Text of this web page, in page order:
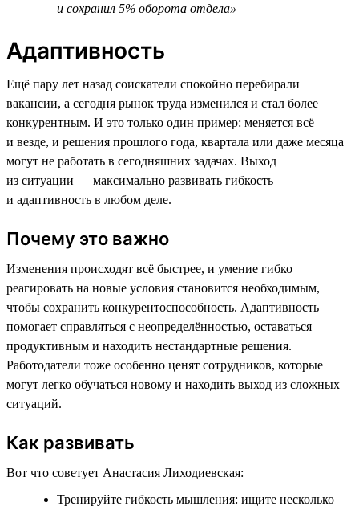
и сохранил 5% оборота отдела»
Адаптивность
Ещё пару лет назад соискатели спокойно перебирали
вакансии, а сегодня рынок труда изменился и стал более
конкурентным. И это только один пример: меняется всё
и везде, и решения прошлого года, квартала или даже месяца
могут не работать в сегодняшних задачах. Выход
из ситуации — максимально развивать гибкость
и адаптивность в любом деле.
Почему это важно
Изменения происходят всё быстрее, и умение гибко
реагировать на новые условия становится необходимым,
чтобы сохранить конкурентоспособность. Адаптивность
помогает справляться с неопределённостью, оставаться
продуктивным и находить нестандартные решения.
Работодатели тоже особенно ценят сотрудников, которые
могут легко обучаться новому и находить выход из сложных
ситуаций.
Как развивать
Вот что советует Анастасия Лиходиевская:
Тренируйте гибкость мышления: ищите несколько